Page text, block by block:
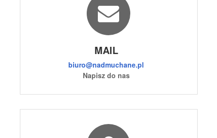
MAIL
biuro@nadmuchane.pl
Napisz do nas